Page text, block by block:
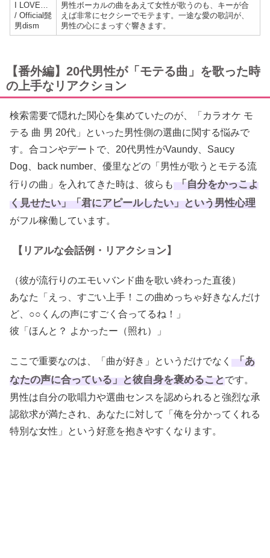
I LOVE…
/ Official髭
男dism
男性ボーカルの曲をあえて女性が歌うのも、キーが合
えば非常にセクシーでモテます。一途な愛の歌詞が、
男性の心にまっすぐ響きます。
【番外編】20代男性が「モテる曲」を歌った時
の上手なリアクション
検索需要で隠れた関心を集めていたのが、「カラオケ モ
テる 曲 男 20代」といった男性側の選曲に関する悩みで
す。合コンやデートで、20代男性がVaundy、Saucy
Dog、back number、優里などの「男性が歌うとモテる流
行りの曲」を入れてきた時は、彼らも 「自分をかっこよ
く見せたい」「君にアピールしたい」という男性心理
がフル稼働しています。
【リアルな会話例・リアクション】
（彼が流行りのエモいバンド曲を歌い終わった直後）
あなた「えっ、すごい上手！この曲めっちゃ好きなんだけ
ど、○○くんの声にすごく合ってるね！」
彼「ほんと？ よかったー（照れ）」
ここで重要なのは、「曲が好き」というだけでなく
「あ
なたの声に合っている」と彼自身を褒めることです。
男性は自分の歌唱力や選曲センスを認められると強烈な承
認欲求が満たされ、あなたに対して「俺を分かってくれる
特別な女性」という好意を抱きやすくなります。